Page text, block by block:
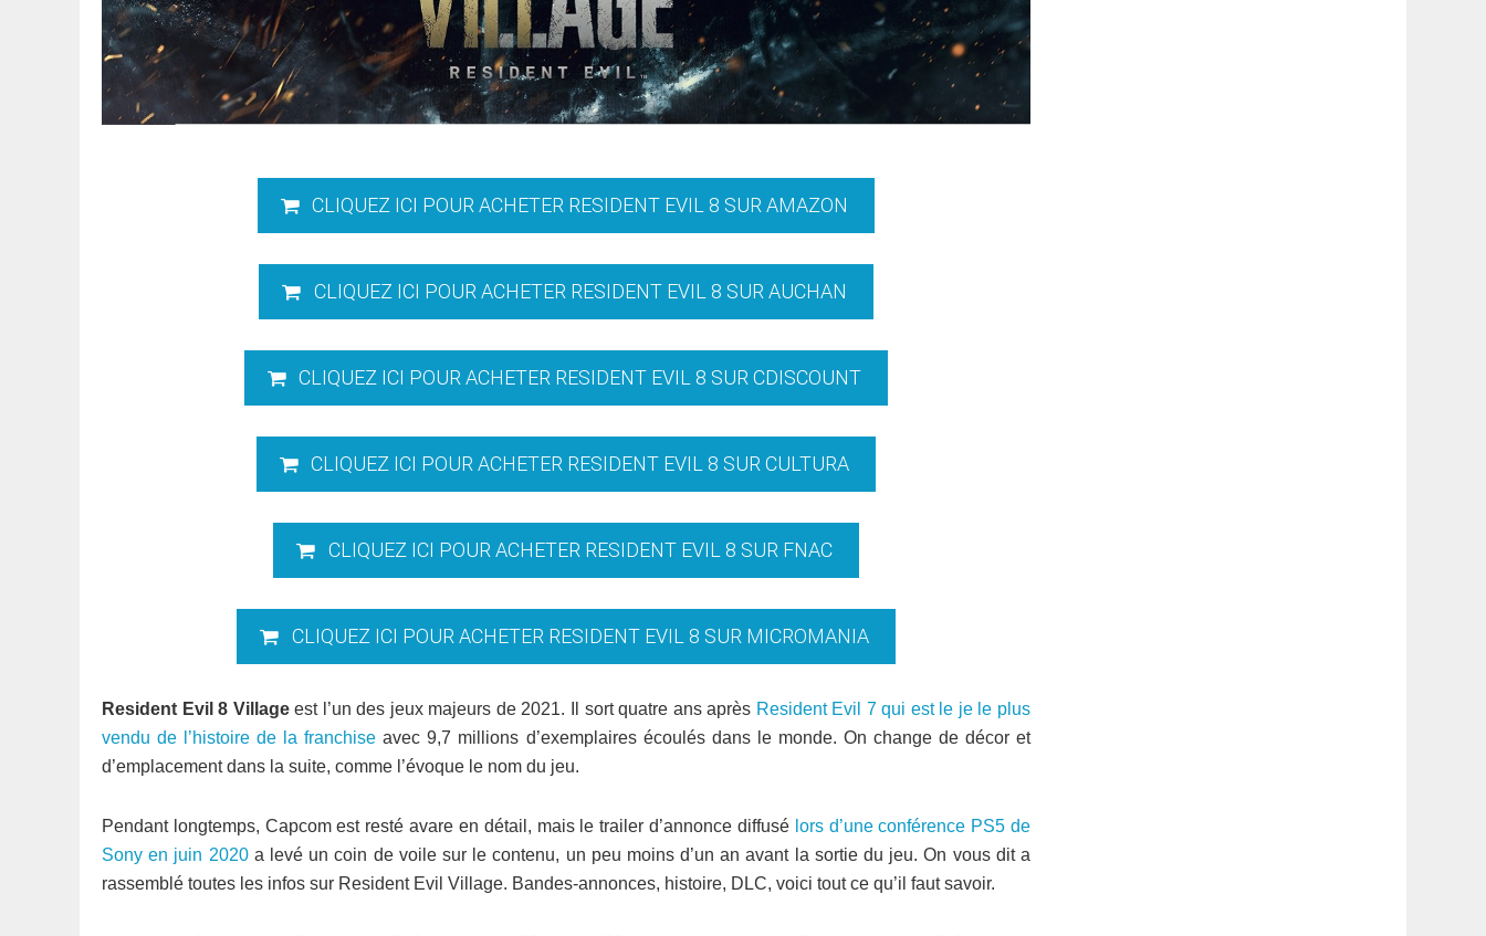
CLIQUEZ ICI POUR ACHETER RESIDENT EVIL 8 SUR AMAZON
CLIQUEZ ICI POUR ACHETER RESIDENT EVIL 8 SUR AUCHAN
CLIQUEZ ICI POUR ACHETER RESIDENT EVIL 8 SUR CDISCOUNT
CLIQUEZ ICI POUR ACHETER RESIDENT EVIL 8 SUR CULTURA
CLIQUEZ ICI POUR ACHETER RESIDENT EVIL 8 SUR FNAC
CLIQUEZ ICI POUR ACHETER RESIDENT EVIL 8 SUR MICROMANIA
Resident Evil 8 Villageest l’un des jeux majeurs de 2021. Il sort quatre ans après Resident Evil 7 qui est le je le plus
vendu de l’histoire de la franchise avec 9,7 millions d’exemplaires écoulés dans le monde. On change de décor et
d’emplacement dans la suite, comme l’évoque le nom du jeu.
Pendant longtemps, Capcom est resté avare en détail, mais le trailer d’annonce diffusé lors d’une conférence PS5 de
Sony en juin 2020a levé un coin de voile sur le contenu, un peu moins d’un an avant la sortie du jeu. On vous dit a
rassemblé toutes les infos sur Resident Evil Village. Bandes-annonces, histoire, DLC, voici tout ce qu’il faut savoir.